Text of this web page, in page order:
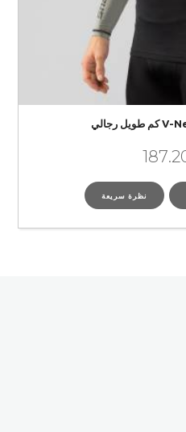
نظرة سريعة